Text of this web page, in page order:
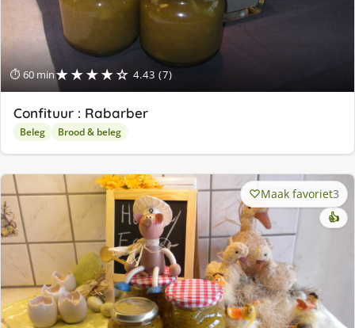
⏱ 60 min★★★★☆ 4.43 (7)
Confituur : Rabarber
Beleg Brood & beleg
Maak favoriet3
👍